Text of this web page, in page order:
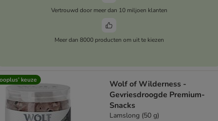
Vertrouwd door meer dan 10 miljoen klanten
Meer dan 8000 producten om uit te kiezen
keuze
Wolf of Wilderness -
Gevriesdroogde Premium-
Snacks
Lamslong (50 g)